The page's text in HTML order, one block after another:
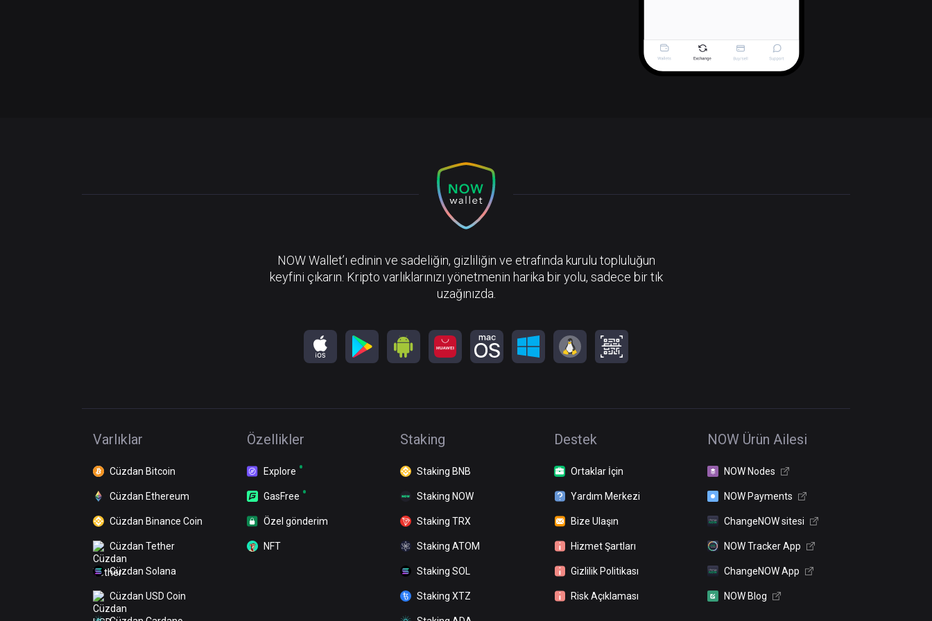
NOW Wallet’ı edinin ve sadeliğin, gizliliğin ve etrafında kurulu topluluğun
keyfini çıkarın. Kripto varlıklarınızı yönetmenin harika bir yolu, sadece bir tık
uzağınızda.
Varlıklar
Cüzdan Bitcoin
Cüzdan Ethereum
Cüzdan Binance Coin
Cüzdan Tether
Cüzdan Solana
Cüzdan USD Coin
Özellikler
Explore
GasFree
Özel gönderim
NFT
Staking
Staking BNB
Staking NOW
Staking TRX
Staking ATOM
Staking SOL
Staking XTZ
Destek
Ortaklar İçin
Yardım Merkezi
Bize Ulaşın
Hizmet Şartları
Gizlilik Politikası
Risk Açıklaması
NOW Ürün Ailesi
NOW Nodes
NOW Payments
ChangeNOW sitesi
NOW Tracker App
ChangeNOW App
NOW Blog